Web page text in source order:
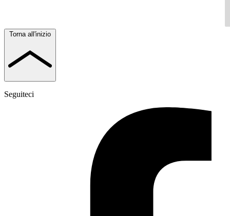
Torna all'inizio
Seguiteci